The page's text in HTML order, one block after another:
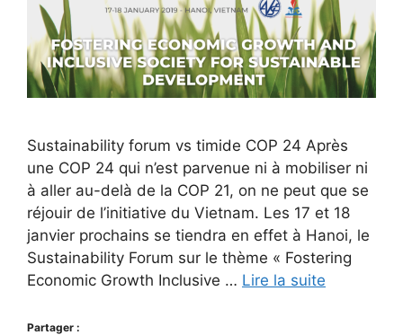
Sustainability forum vs timide COP 24 Après
une COP 24 qui n’est parvenue ni à mobiliser ni
à aller au-delà de la COP 21, on ne peut que se
réjouir de l’initiative du Vietnam. Les 17 et 18
janvier prochains se tiendra en effet à Hanoi, le
Sustainability Forum sur le thème « Fostering
Economic Growth Inclusive … Lire la suite
Partager :